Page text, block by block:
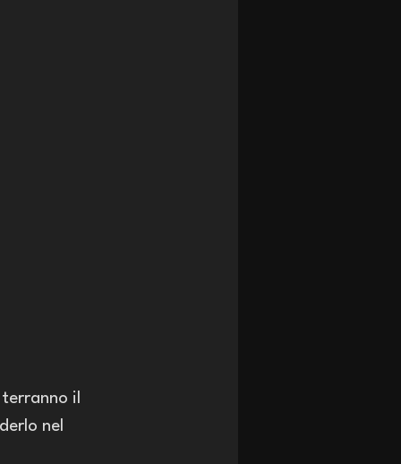
terranno il
nel